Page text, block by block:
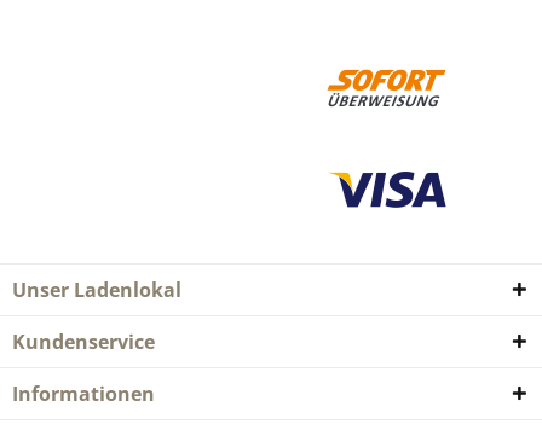
Unser Ladenlokal
Kundenservice
Informationen